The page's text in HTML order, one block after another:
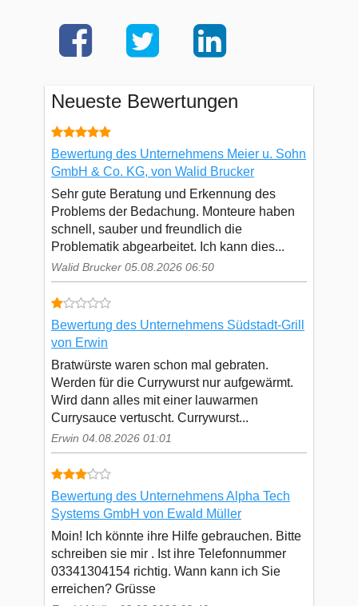
Neueste Bewertungen
Bewertung des Unternehmens Meier u. Sohn
GmbH & Co. KG, von Walid Brucker
Sehr gute Beratung und Erkennung des
Problems der Bedachung. Monteure haben
schnell, sauber und freundlich die
Problematik abgearbeitet. Ich kann dies...
Walid Brucker 05.08.2026 06:50
Bewertung des Unternehmens Südstadt-Grill
von Erwin
Bratwürste waren schon mal gebraten.
Werden für die Currywurst nur aufgewärmt.
Wird dann alles mit einer lauwarmen
Currysauce vertuscht. Currywurst...
Erwin 04.08.2026 01:01
Bewertung des Unternehmens Alpha Tech
Systems GmbH von Ewald Müller
Moin! Ich könnte ihre Hilfe gebrauchen. Bitte
schreiben sie mir . Ist ihre Telefonnummer
03341304154 richtig. Wann kann ich Sie
erreichen? Grüsse